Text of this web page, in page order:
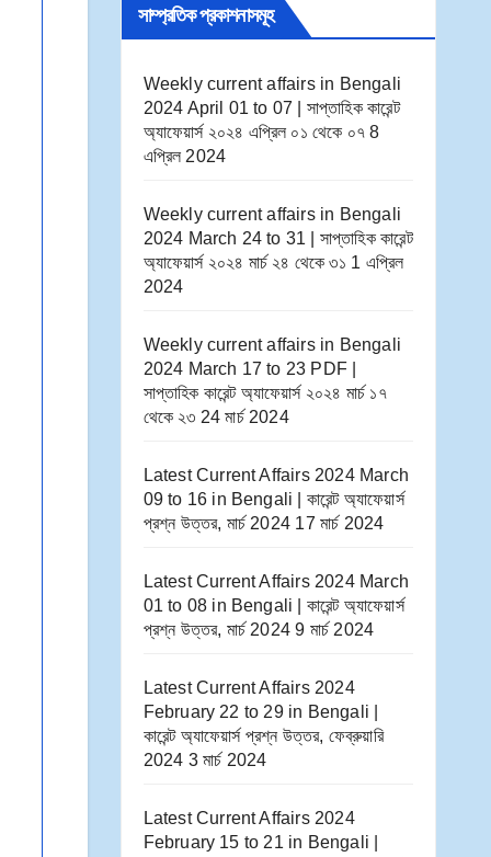
সাম্প্রতিক প্রকাশনাসমূহ
Weekly current affairs in Bengali
2024 April 01 to 07 | সাপ্তাহিক কারেন্ট
অ্যাফেয়ার্স ২০২৪ এপ্রিল ০১ থেকে ০৭ 8
এপ্রিল 2024
Weekly current affairs in Bengali
2024 March 24 to 31 | সাপ্তাহিক কারেন্ট
অ্যাফেয়ার্স ২০২৪ মার্চ ২৪ থেকে ৩১ 1 এপ্রিল
2024
Weekly current affairs in Bengali
2024 March 17 to 23 PDF |
সাপ্তাহিক কারেন্ট অ্যাফেয়ার্স ২০২৪ মার্চ ১৭
থেকে ২৩ 24 মার্চ 2024
Latest Current Affairs 2024 March
09 to 16​ in Bengali | কারেন্ট অ্যাফেয়ার্স
প্রশ্ন উত্তর, মার্চ 2024 17 মার্চ 2024
Latest Current Affairs 2024 March
01 to 08​ in Bengali | কারেন্ট অ্যাফেয়ার্স
প্রশ্ন উত্তর, মার্চ 2024 9 মার্চ 2024
Latest Current Affairs 2024
February 22 to 29​ in Bengali |
কারেন্ট অ্যাফেয়ার্স প্রশ্ন উত্তর, ফেব্রুয়ারি
2024 3 মার্চ 2024
Latest Current Affairs 2024
February 15 to 21​ in Bengali |